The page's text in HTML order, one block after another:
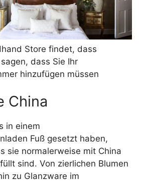
Store findet, dass
dass Sie Ihr
hinzufügen müssen
China
in einem
Fuß gesetzt haben,
sie normalerweise mit China
sind. Von zierlichen Blumen
zu Glanzware im